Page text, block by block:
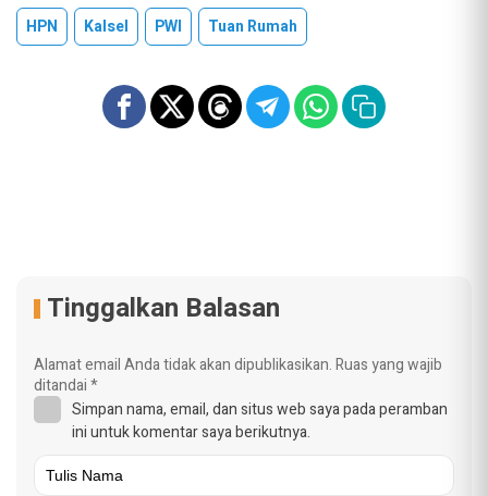
HPN Kalsel PWI Tuan Rumah
Tinggalkan Balasan
Alamat email Anda tidak akan dipublikasikan.Ruas yang wajib
ditandai*
Simpan nama, email, dan situs web saya pada peramban
ini untuk komentar saya berikutnya.